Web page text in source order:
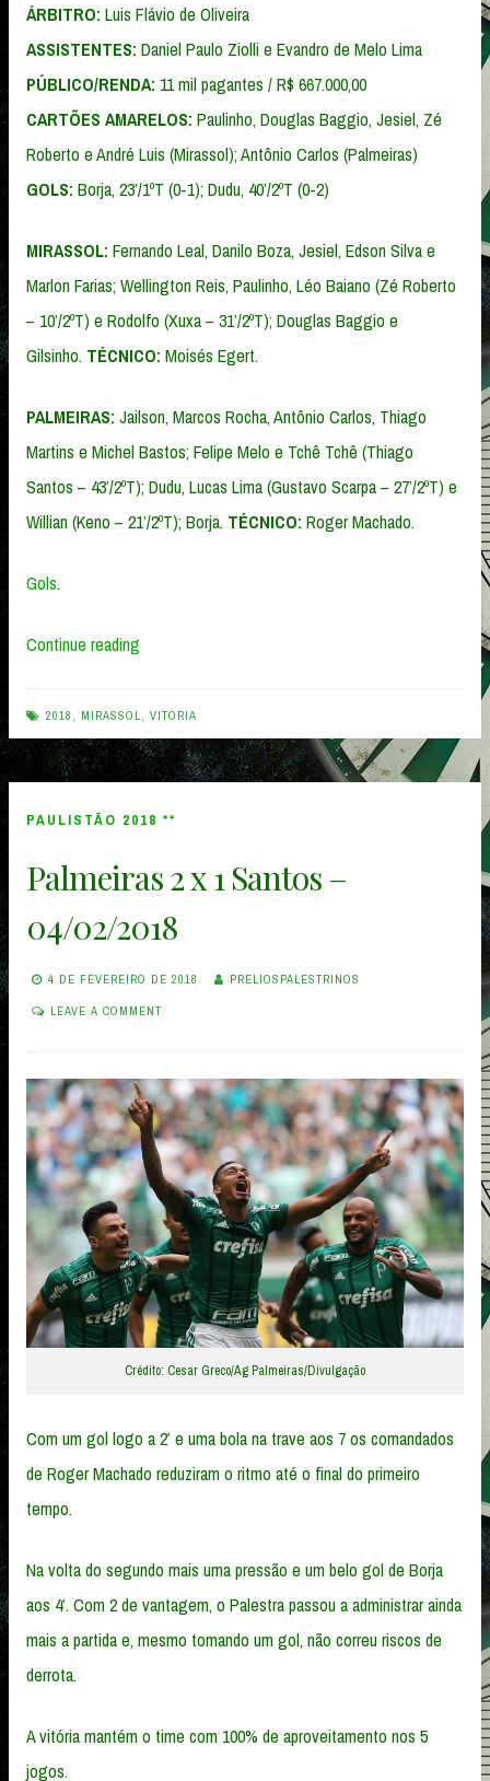
ÁRBITRO: Luis Flávio de Oliveira
ASSISTENTES: Daniel Paulo Ziolli e Evandro de Melo Lima
PÚBLICO/RENDA: 11 mil pagantes / R$ 667.000,00
CARTÕES AMARELOS: Paulinho, Douglas Baggio, Jesiel, Zé
Roberto e André Luis (Mirassol); Antônio Carlos (Palmeiras)
GOLS: Borja, 23’/1ºT (0-1); Dudu, 40’/2ºT (0-2)
MIRASSOL: Fernando Leal, Danilo Boza, Jesiel, Edson Silva e
Marlon Farias; Wellington Reis, Paulinho, Léo Baiano (Zé Roberto
– 10’/2ºT) e Rodolfo (Xuxa – 31’/2ºT); Douglas Baggio e
Gilsinho. TÉCNICO: Moisés Egert.
PALMEIRAS: Jailson, Marcos Rocha, Antônio Carlos, Thiago
Martins e Michel Bastos; Felipe Melo e Tchê Tchê (Thiago
Santos – 43’/2ºT); Dudu, Lucas Lima (Gustavo Scarpa – 27’/2ºT) e
Willian (Keno – 21’/2ºT); Borja. TÉCNICO: Roger Machado.
Gols.
Continue reading
x
2
Palmeiras
–
2018 , MIRASSOL, VITÓRIA
PAULISTÃO 2018 **
Palmeiras 2 x 1 Santos –
04/02/2018
4 DE FEVEREIRO DE 2018 PRELIOSPALESTRINOS
LEAVE A COMMENT
Crédito: Cesar Greco/Ag Palmeiras/Divulgação
Com um gol logo a 2′ e uma bola na trave aos 7 os comandados
de Roger Machado reduziram o ritmo até o final do primeiro
tempo.
Na volta do segundo mais uma pressão e um belo gol de Borja
aos 4′. Com 2 de vantagem, o Palestra passou a administrar ainda
mais a partida e, mesmo tomando um gol, não correu riscos de
derrota.
A vitória mantém o time com 100% de aproveitamento nos 5
jogos.